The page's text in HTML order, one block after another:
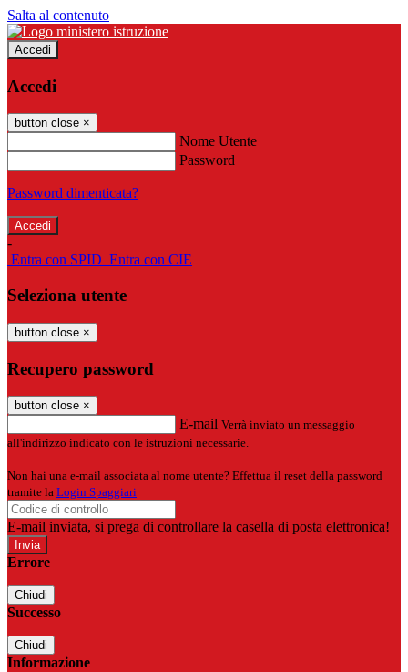
Salta al contenuto
Accedi
Accedi
button close ×
Nome Utente
Password
Password dimenticata?
-
Entra con SPID Entra con CIE
Seleziona utente
button close ×
Recupero password
button close ×
E-mail Verrà inviato un messaggio
all'indirizzo indicato con le istruzioni necessarie.
Non hai una e-mail associata al nome utente? Effettua il reset della password
tramite la Login Spaggiari
E-mail inviata, si prega di controllare la casella di posta elettronica!
Errore
Chiudi
Successo
Chiudi
Informazione